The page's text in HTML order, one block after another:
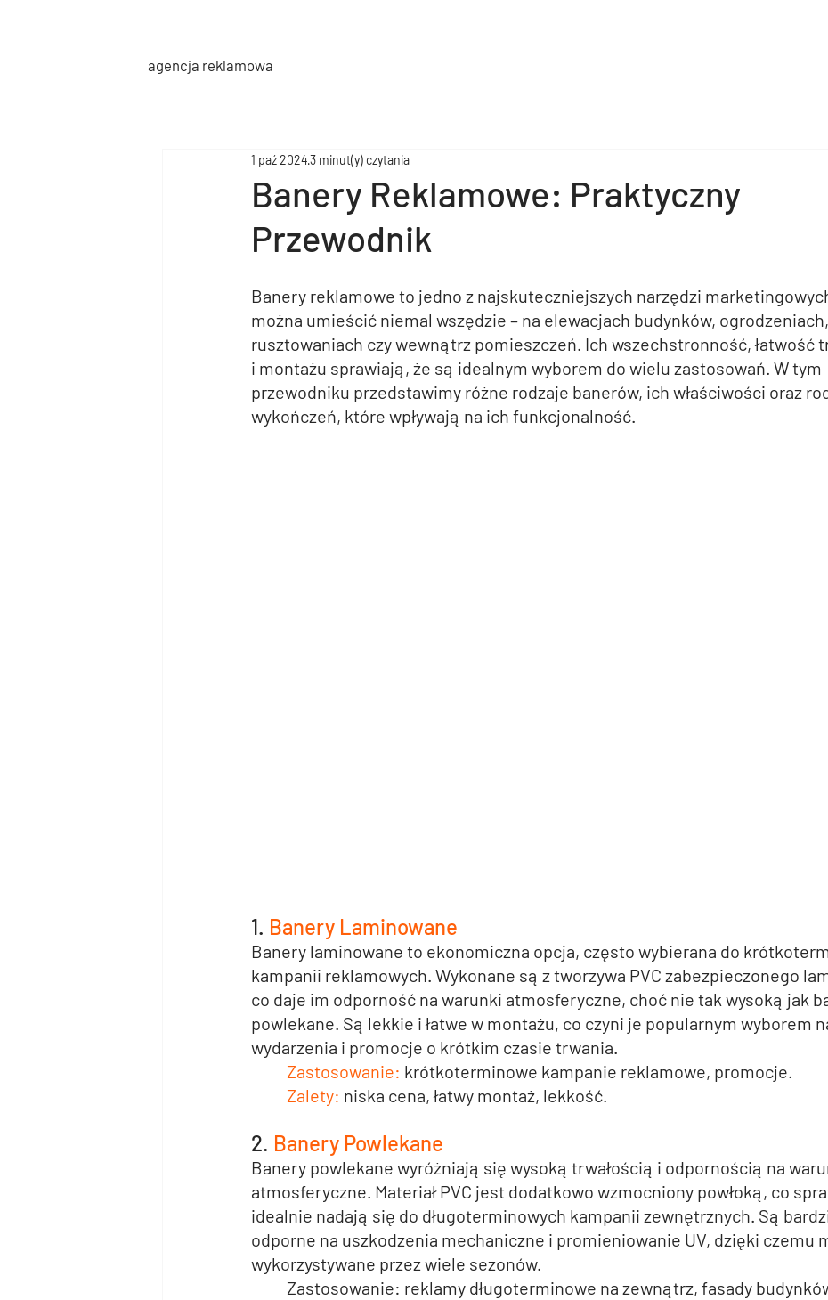
agencja reklamowa
Banery Reklamowe: Praktyczny
Przewodnik
1 paź 20243 minut(y) czytania
Banery reklamowe to jedno z najskuteczniejszych narzędzi
można umieścić niemal wszędzie – na elewacjach budynków, ogrodzeniach,
rusztowaniach czy wewnątrz pomieszczeń. Ich wszechstronność, łatwość
i montażu sprawiają, że są idealnym wyborem do wielu zastosowań. W tym
przewodniku przedstawimy różne rodzaje banerów, ich właściwości oraz
wykończeń, które wpływają na ich funkcjonalność.
1. Banery Laminowane
Banery laminowane to ekonomiczna opcja, często wybierana do
kampanii reklamowych. Wykonane są z tworzywa PVC zabezpieczonego
co daje im odporność na warunki atmosferyczne, choć nie tak wysoką jak
powlekane. Są lekkie i łatwe w montażu, co czyni je popularnym wyborem
wydarzenia i promocje o krótkim czasie trwania.
Zastosowanie: krótkoterminowe kampanie reklamowe, promocje.
Zalety: niska cena, łatwy montaż, lekkość.
2. Banery Powlekane
Banery powlekane wyróżniają się wysoką trwałością i odpornością na
atmosferyczne. Materiał PVC jest dodatkowo wzmocniony powłoką, co
idealnie nadają się do długoterminowych kampanii zewnętrznych. Są
odporne na uszkodzenia mechaniczne i promieniowanie UV, dzięki czemu
wykorzystywane przez wiele sezonów.
Zastosowanie: reklamy długoterminowe na zewnątrz, fasady